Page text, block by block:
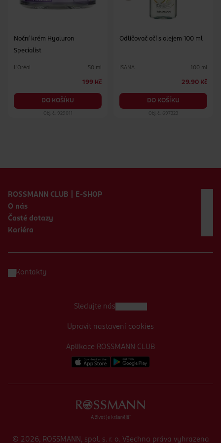
Noční krém Hyaluron
Specialist
L'Oréal 50 ml
199 Kč
DO KOŠÍKU
Obj. č.: 929011
Odličovač očí s olejem 100 ml
ISANA 100 ml
29.90 Kč
DO KOŠÍKU
Obj. č.: 697323
ROSSMANN CLUB | E-SHOP
O nás
Časté dotazy
Kariéra
Kontakty
Aplikace ROSSMANN CLUB
Sledujte nás
Upravit nastavení cookies
© 2026, ROSSMANN, spol. s. r. o. Všechna práva vyhrazena